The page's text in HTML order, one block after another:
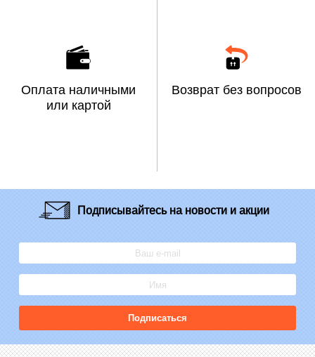
Оплата наличными
или картой
Возврат без вопросов
Подписывайтесьна новости и акции
Подписаться